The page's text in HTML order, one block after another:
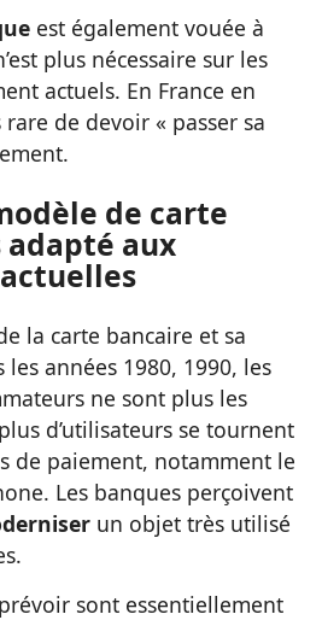
est également vouée à
plus nécessaire sur les
actuels. En France en
de devoir « passer sa
de carte
aux
la carte bancaire et sa
années 1980, 1990, les
ne sont plus les
d’utilisateurs se tournent
de paiement, notamment le
Les banques perçoivent
un objet très utilisé
sont essentiellement